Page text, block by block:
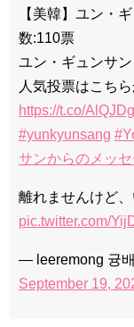
【美韓】ユン・
数:110票
ユン・ギュンサ
人気投票はこちら
https://t.co/
#yunkyunsang
サンからのメッ
離れませんけど
pic.twitter.com/
— leeremong 귱
September 19,